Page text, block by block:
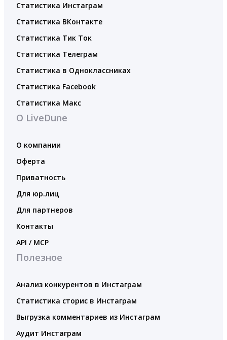
Статистика Инстаграм
Статистика ВКонтакте
Статистика Тик Ток
Статистика Телеграм
Статистика в Одноклассниках
Статистика Facebook
Статистика Макс
О LiveDune
О компании
Оферта
Приватность
Для юр.лиц
Для партнеров
Контакты
API / MCP
Полезное
Анализ конкурентов в Инстаграм
Статистика сторис в Инстаграм
Выгрузка комментариев из Инстаграм
Аудит Инстаграм